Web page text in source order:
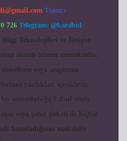
Teams:
726 Telegram: @karabul
Bilgi Teknolojileri ve İletişim
olarak hizmet vermektedir.
veya araştırma
yazdıkları içeriklerin
bu sorumluluğu kabul etmiş
veya şahıs şirketi ile hiçbir
hazırladığımız makaleler